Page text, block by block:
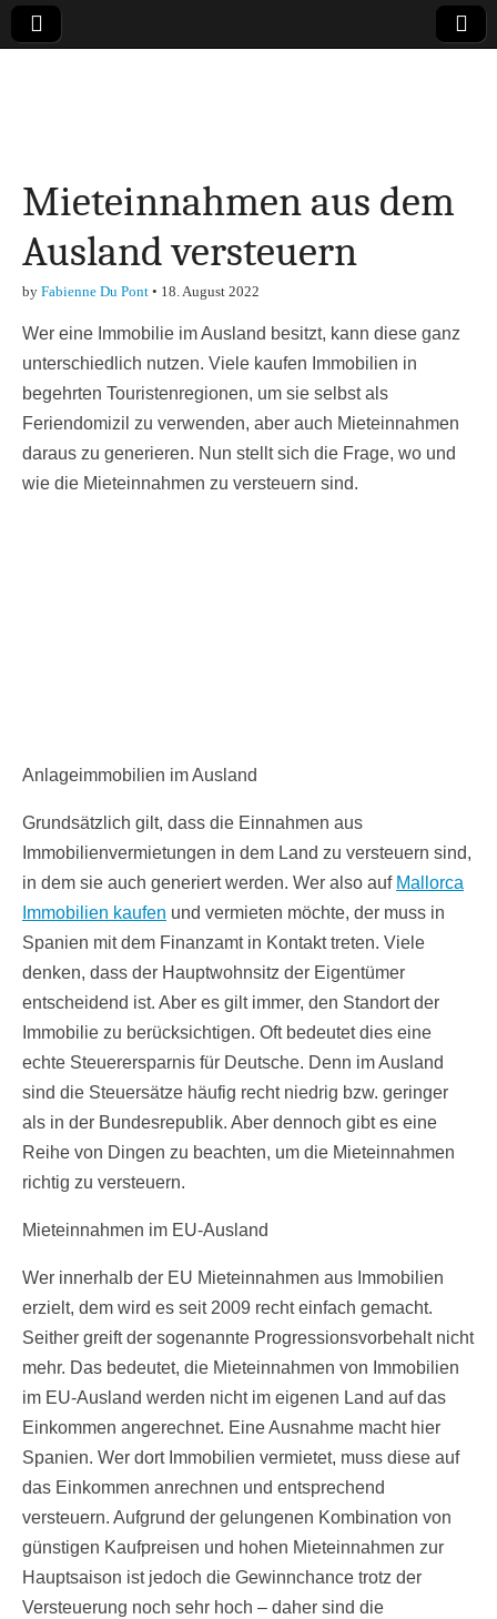
Finanzen,
Marketing-, Vertrieb-
& Investment-Tipps
Mieteinnahmen aus dem
Ausland versteuern
by Fabienne Du Pont • 18. August 2022
Wer eine Immobilie im Ausland besitzt, kann diese ganz
unterschiedlich nutzen. Viele kaufen Immobilien in
begehrten Touristenregionen, um sie selbst als
Feriendomizil zu verwenden, aber auch Mieteinnahmen
daraus zu generieren. Nun stellt sich die Frage, wo und
wie die Mieteinnahmen zu versteuern sind.
Anlageimmobilien im Ausland
Grundsätzlich gilt, dass die Einnahmen aus
Immobilienvermietungen in dem Land zu versteuern sind,
in dem sie auch generiert werden. Wer also auf Mallorca
Immobilien kaufen und vermieten möchte, der muss in
Spanien mit dem Finanzamt in Kontakt treten. Viele
denken, dass der Hauptwohnsitz der Eigentümer
entscheidend ist. Aber es gilt immer, den Standort der
Immobilie zu berücksichtigen. Oft bedeutet dies eine
echte Steuerersparnis für Deutsche. Denn im Ausland
sind die Steuersätze häufig recht niedrig bzw. geringer
als in der Bundesrepublik. Aber dennoch gibt es eine
Reihe von Dingen zu beachten, um die Mieteinnahmen
richtig zu versteuern.
Mieteinnahmen im EU-Ausland
Wer innerhalb der EU Mieteinnahmen aus Immobilien
erzielt, dem wird es seit 2009 recht einfach gemacht.
Seither greift der sogenannte Progressionsvorbehalt nicht
mehr. Das bedeutet, die Mieteinnahmen von Immobilien
im EU-Ausland werden nicht im eigenen Land auf das
Einkommen angerechnet. Eine Ausnahme macht hier
Spanien. Wer dort Immobilien vermietet, muss diese auf
das Einkommen anrechnen und entsprechend
versteuern. Aufgrund der gelungenen Kombination von
günstigen Kaufpreisen und hohen Mieteinnahmen zur
Hauptsaison ist jedoch die Gewinnchance trotz der
Versteuerung noch sehr hoch – daher sind die